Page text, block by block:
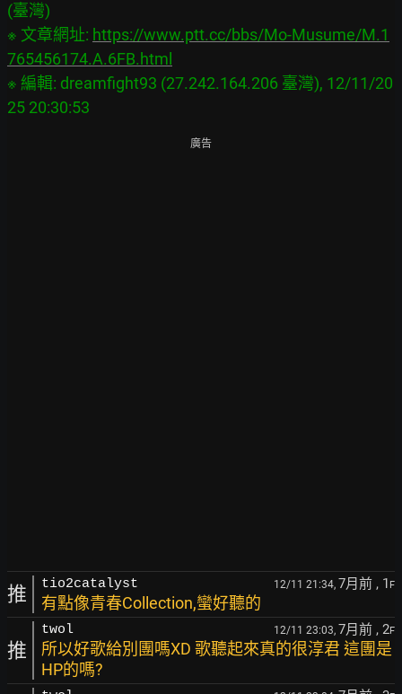
(臺灣)
※ 文章網址: https://www.ptt.cc/bbs/Mo-Musume/M.1
765456174.A.6FB.html
※ 編輯: dreamfight93 (27.242.164.206 臺灣), 12/11/20
廣告
推 tio2catalyst 12/11 21:34, 7月前 , 1 F
有點像青春Collection,蠻好聽的
推
twol 12/11 23:03, 7月前 , 2F
所以好歌給別團嗎XD 歌聽起來真的很淳君 這團是
HP的嗎?